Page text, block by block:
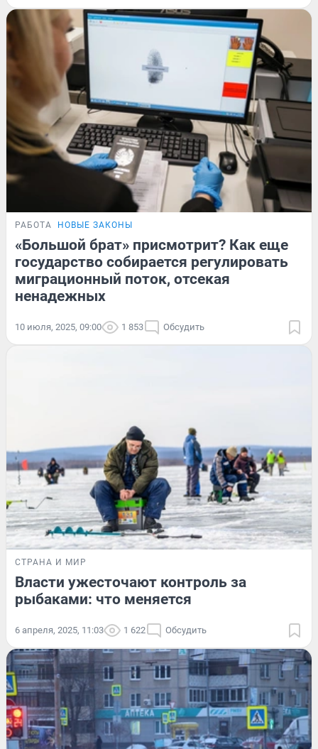
РАБОТА НОВЫЕ ЗАКОНЫ
«Большой брат» присмотрит? Как еще
государство собирается регулировать
миграционный поток, отсекая
ненадежных
10 июля, 2025, 09:00 1 853 Обсудить
СТРАНА И МИР
Власти ужесточают контроль за
рыбаками: что меняется
6 апреля, 2025, 11:03 1 622 Обсудить